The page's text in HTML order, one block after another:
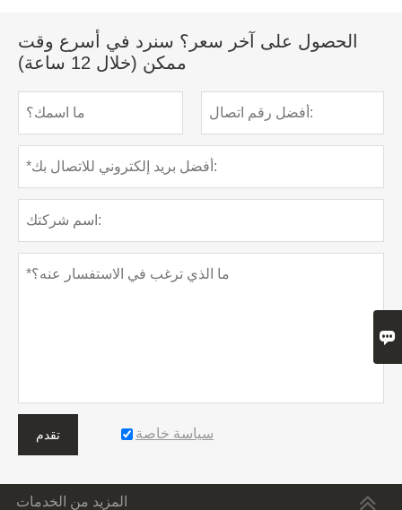
الحصول على آخر سعر؟ سنرد في أسرع وقت
ممكن (خلال 12 ساعة)
تقدم سياسة خاصة
المزيد من الخدمات
